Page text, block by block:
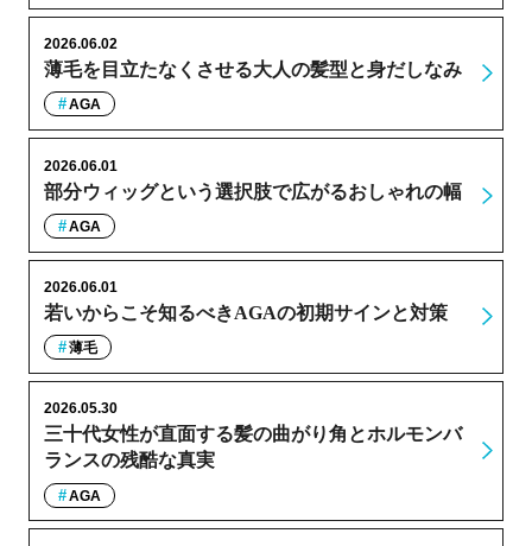
薄毛を目立たなくさせる大人の髪型と身だしなみ
2026.06.02
AGA
部分ウィッグという選択肢で広がるおしゃれの幅
2026.06.01
AGA
若いからこそ知るべきAGAの初期サインと対策
2026.06.01
薄毛
三十代女性が直面する髪の曲がり角とホルモンバ
ランスの残酷な真実
2026.05.30
AGA